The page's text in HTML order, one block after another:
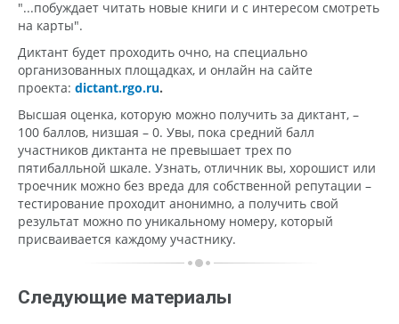
"...побуждает читать новые книги и с интересом смотреть
на карты".
Диктант будет проходить очно, на специально
организованных площадках, и онлайн на сайте
проекта: dictant.rgo.ru.
Высшая оценка, которую можно получить за диктант, –
100 баллов, низшая – 0. Увы, пока средний балл
участников диктанта не превышает трех по
пятибалльной шкале. Узнать, отличник вы, хорошист или
троечник можно без вреда для собственной репутации –
тестирование проходит анонимно, а получить свой
результат можно по уникальному номеру, который
присваивается каждому участнику.
Следующие материалы